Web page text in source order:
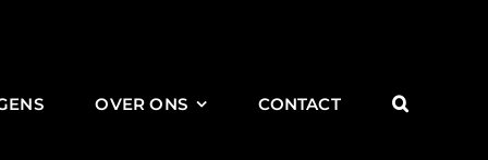
OVER ONS CONTACT